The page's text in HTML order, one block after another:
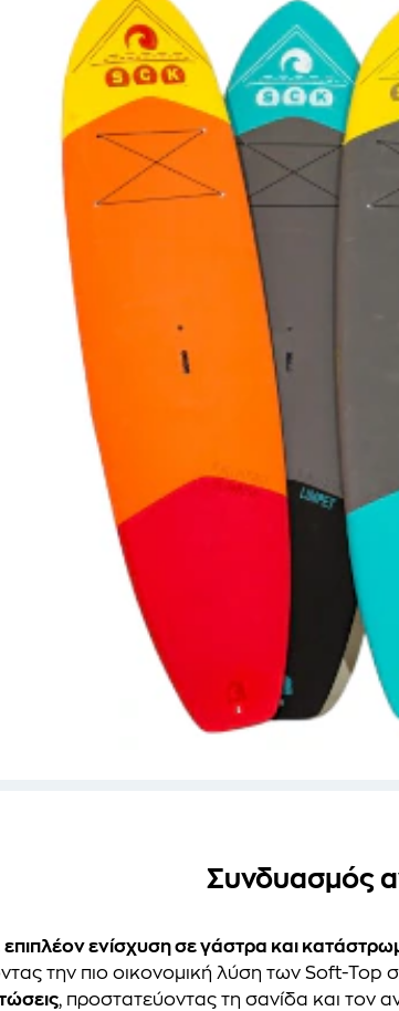
Συνδυασμός
επιπλέον ενίσχυση σε γάστρα και
την πιο οικονομική λύση των Soft-Top
, προστατεύοντας τη σανίδα και τον